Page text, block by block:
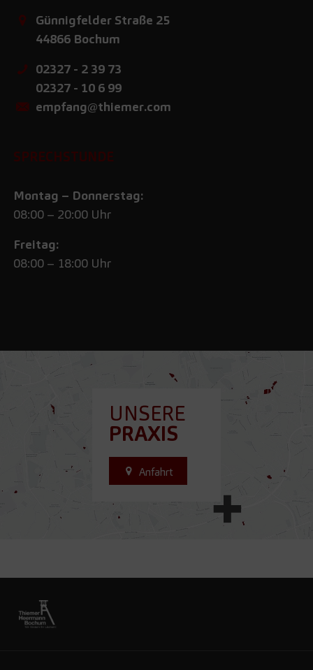
UNSERE
PRAXIS
Anfahrt
Günnigfelder Straße 25
44866 Bochum
02327 - 2 39 73
02327 - 10 6 99
empfang@thiemer.com
SPRECHSTUNDE
Montag – Donnerstag:
08:00 – 20:00 Uhr
Freitag:
08:00 – 18:00 Uhr